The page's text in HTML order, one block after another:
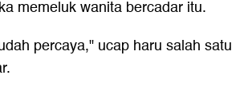
memeluk wanita bercadar itu.
percaya," ucap haru salah satu